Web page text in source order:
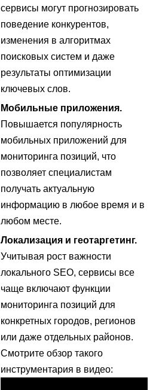
сервисы могут прогнозировать
поведение конкурентов,
изменения в алгоритмах
поисковых систем и даже
результаты оптимизации
ключевых слов.
Мобильные приложения.
Повышается популярность
мобильных приложений для
мониторинга позиций, что
позволяет специалистам
получать актуальную
информацию в любое время и в
любом месте.
Локализация и геотаргетинг.
Учитывая рост важности
локального SEO, сервисы все
чаще включают функции
мониторинга позиций для
конкретных городов, регионов
или даже отдельных районов.
Смотрите обзор такого
инструментария в видео: